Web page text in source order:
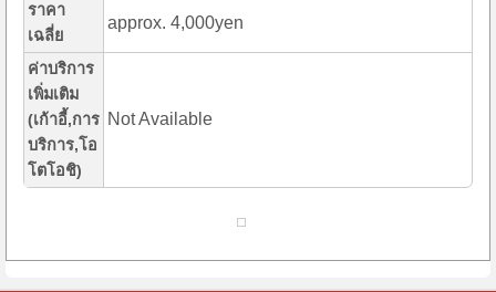
ราคา
เฉลี่ย
approx. 4,000yen
ค่าบริการ
เพิ่มเติม
(เก้าอี้,การ
บริการ,โอ
โตโอชิ)
Not Available